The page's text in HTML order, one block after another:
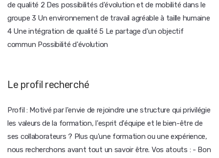
de qualité 2 Des possibilités d'évolution et de mobilité dans le
groupe 3 Un environnement de travail agréable à taille humaine
4 Une intégration de qualité 5 Le partage d'un objectif
commun Possibilité d'évolution
Le profil recherché
Profil : Motivé par l'envie de rejoindre une structure qui privilégie
les valeurs de la formation, l'esprit d'équipe et le bien-être de
ses collaborateurs ? Plus qu'une formation ou une expérience,
nous recherchons avant tout un savoir être. Vos atouts : - Bon